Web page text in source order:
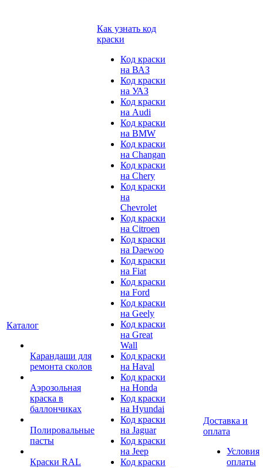
Каталог
Карандаши для
ремонта сколов
Аэрозольная
краска в
баллончиках
Полировальные
пасты
Краски RAL
Как узнать код
краски
Код краски
на ВАЗ
Код краски
на УАЗ
Код краски
на Audi
Код краски
на BMW
Код краски
на Changan
Код краски
на Chery
Код краски
на
Chevrolet
Код краски
на Citroen
Код краски
на Daewoo
Код краски
на Fiat
Код краски
на Ford
Код краски
на Geely
Код краски
на Great
Wall
Код краски
на Haval
Код краски
на Honda
Код краски
на Hyundai
Код краски
на Jaguar
Код краски
на Jeep
Код краски
Доставка и
оплата
Условия
оплаты